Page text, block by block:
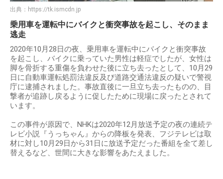
出典： https://tk.ismcdn.jp
乗用車を運転中にバイクと衝突事故を起こし、そのまま
逃走
2020年10月28日の夜、乗用車を運転中にバイクと衝突事故
を起こし、バイクに乗っていた男性は軽症でしたが、女性は
脚を骨折する重傷を負わせた後に立ち去ったとして、10月29
日に自動車運転処罰法違反及び道路交通法違反の疑いで警視
庁に逮捕されました。事故直後に一旦立ち去ったものの、目
撃者が追跡し戻るように促したために現場に戻ったとされて
います。
この事件が原因で、NHKは2020年12月放送予定の夜の連続テ
レビ小説『うっちゃん』からの降板を発表、フジテレビは取
材に対し10月29日から31日に放送予定だった番組を全て差し
替えるなど、世間に大きな影響をあたえました。